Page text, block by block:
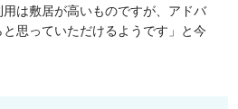
用は敷居が高いものですが、アドバ
思っていただけるようです」と今